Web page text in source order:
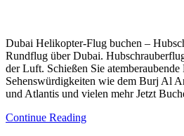
Dubai Helikopter-Flug buchen –
Rundflug über Dubai.
der Luft. Schießen Sie
Sehenswürdigkeiten wie dem Burj Al
und Atlantis und vielen mehr Jetzt
Continue Reading